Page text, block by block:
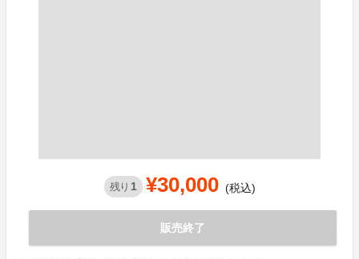
残り 1 ¥30,000 (税込)
販売終了